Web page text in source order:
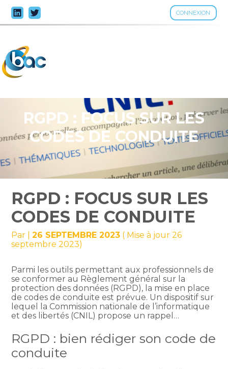
CONNEXION
Aller
au
RGPD : FOCUS SUR LES
CODES DE CONDUITE
RGPD : FOCUS SUR LES
CODES DE CONDUITE
Par |26 SEPTEMBRE 2023 ( Mise à jour 26
septembre 2023)
Parmi les outils permettant aux professionnels de
se conformer au Règlement général sur la
protection des données (RGPD), la mise en place
de codes de conduite est prévue. Un dispositif sur
lequel la Commission nationale de l’informatique
et des libertés (CNIL) propose un rappel…
RGPD : bien rédiger son code de
conduite